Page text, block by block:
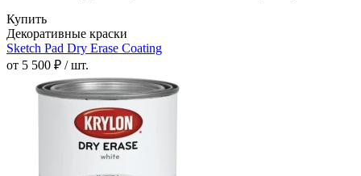
Купить
Декоративные краски
Sketch Pad Dry Erase Coating
от 5 500 ₽ / шт.